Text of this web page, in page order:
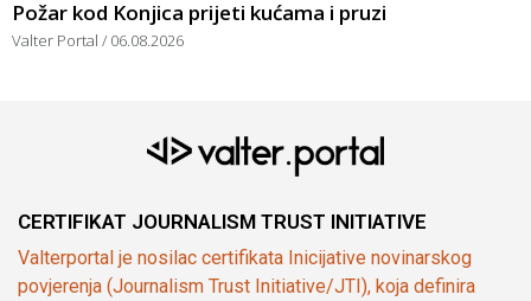
Požar kod Konjica prijeti kućama i pruzi
Valter Portal 06.08.2026
CERTIFIKAT JOURNALISM TRUST INITIATIVE
Valterportal je nosilac certifikata Inicijative novinarskog
povjerenja (Journalism Trust Initiative/JTI), koja definira